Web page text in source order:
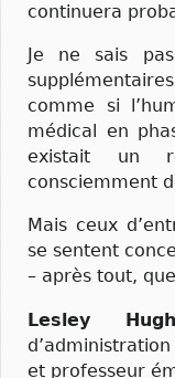
continuera
Je ne sais
comme si
médical en
existait un
consciemment
Mais ceux
se sentent
– après tout,
Lesley
et professeur